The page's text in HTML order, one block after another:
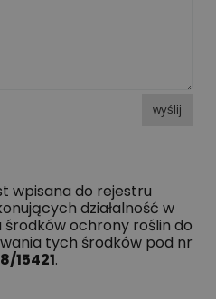
wyślij
wpisana do rejestru
działalność w
ochrony roślin do
tych środków pod nr
15421.